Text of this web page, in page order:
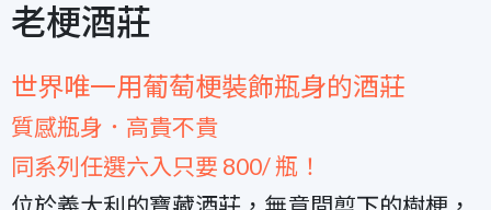
老梗酒莊
世界唯一用葡萄梗裝飾瓶身的酒莊
質感瓶身．高貴不貴
同系列任選六入只要 800/ 瓶！